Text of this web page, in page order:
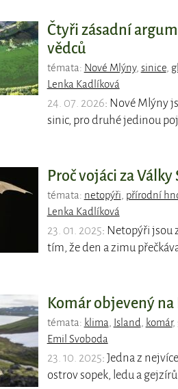
Čtyři zásadní
vědců
témata: Nové Mlýny, sinice,
Lenka Kadlíková
24. 07. 2026: Nové Mlýny
sinic, pro druhé jedinou
Proč vojáci za
témata: netopýři přírodní
Lenka Kadlíková
23. 01. 2025: Netopýři jsou
tím, že den a zimu
Komár objevený
témata: klima Island komár,
Emil Svoboda
23. 10. 2025: Jedna z
ostrov sopek, ledu a